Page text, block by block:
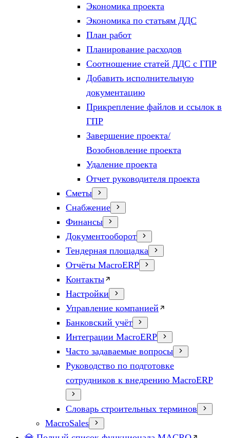
Экономика проекта
Экономика по статьям ДДС
План работ
Планирование расходов
Соотношение статей ДДС с ГПР
Добавить исполнительную
документацию
Прикрепление файлов и ссылок в
ГПР
Завершение проекта/
Возобновление проекта
Удаление проекта
Отчет руководителя проекта
Сметы
Снабжение
Финансы
Документооборот
Тендерная площадка
Отчёты MacroERP
Контакты
Настройки
Управление компанией
Банковский учёт
Интеграции MacroERP
Часто задаваемые вопросы
Руководство по подготовке
сотрудников к внедрению MacroERP
Словарь строительных терминов
MacroSales